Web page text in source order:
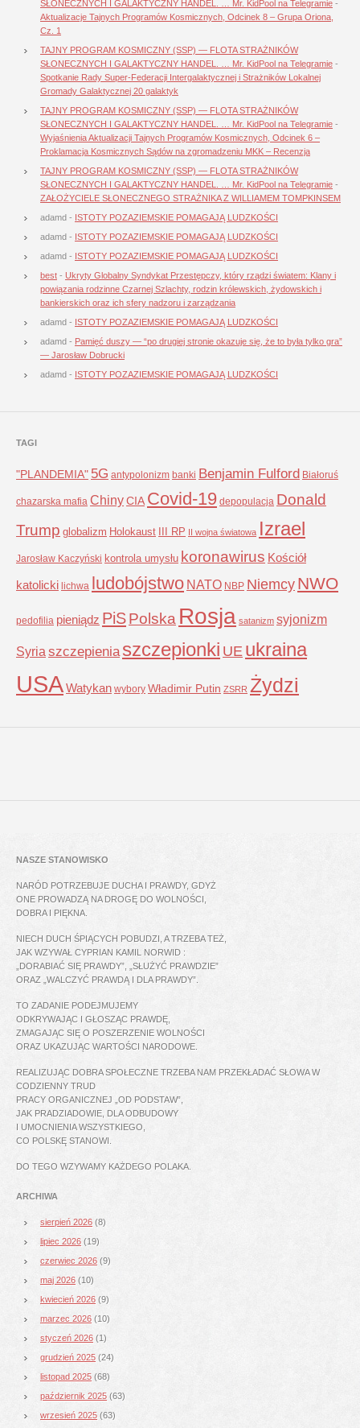
SŁONECZNYCH I GALAKTYCZNY HANDEL. … Mr. KidPool na Telegramie -
Aktualizacje Tajnych Programów Kosmicznych, Odcinek 8 – Grupa Oriona,
Cz. 1
TAJNY PROGRAM KOSMICZNY (SSP) — FLOTA STRAŻNIKÓW
SŁONECZNYCH I GALAKTYCZNY HANDEL. … Mr. KidPool na Telegramie -
Spotkanie Rady Super-Federacji Intergalaktycznej i Strażników Lokalnej
Gromady Galaktycznej 20 galaktyk
TAJNY PROGRAM KOSMICZNY (SSP) — FLOTA STRAŻNIKÓW
SŁONECZNYCH I GALAKTYCZNY HANDEL. … Mr. KidPool na Telegramie -
Wyjaśnienia Aktualizacji Tajnych Programów Kosmicznych, Odcinek 6 –
Proklamacja Kosmicznych Sądów na zgromadzeniu MKK – Recenzja
TAJNY PROGRAM KOSMICZNY (SSP) — FLOTA STRAŻNIKÓW
SŁONECZNYCH I GALAKTYCZNY HANDEL. … Mr. KidPool na Telegramie -
ZAŁOŻYCIELE SŁONECZNEGO STRAŻNIKA Z WILLIAMEM TOMPKINSEM
adamd - ISTOTY POZAZIEMSKIE POMAGAJĄ LUDZKOŚCI
adamd - ISTOTY POZAZIEMSKIE POMAGAJĄ LUDZKOŚCI
adamd - ISTOTY POZAZIEMSKIE POMAGAJĄ LUDZKOŚCI
best - Ukryty Globalny Syndykat Przestępczy, który rządzi światem: Klany i
powiązania rodzinne Czarnej Szlachty, rodzin królewskich, żydowskich i
bankierskich oraz ich sfery nadzoru i zarządzania
adamd - ISTOTY POZAZIEMSKIE POMAGAJĄ LUDZKOŚCI
adamd - Pamięć duszy — “po drugiej stronie okazuje się, że to była tylko gra”
— Jarosław Dobrucki
adamd - ISTOTY POZAZIEMSKIE POMAGAJĄ LUDZKOŚCI
TAGI
"PLANDEMIA" 5G antypolonizm banki Benjamin Fulford Białoruś
chazarska mafia ChinyCIA Covid-19 depopulacja Donald
Trump globalizm Holokaust III RP II wojna światowa Izrael
Jarosław Kaczyński kontrola umysłu koronawirus Kościół
katolicki lichwa ludobójstwo NATO NBP NiemcyNWO
pedofilia pieniądz PiSPolska Rosja satanizm syjonizm
Syria szczepienia szczepionki UE ukraina
USAWatykan wybory Władimir Putin ZSRR Żydzi
NASZE STANOWISKO
NARÓD POTRZEBUJE DUCHA I PRAWDY, GDYŻ
ONE PROWADZĄ NA DROGĘ DO WOLNOŚCI,
DOBRA I PIĘKNA.
NIECH DUCH ŚPIĄCYCH POBUDZI, A TRZEBA TEŻ,
JAK WZYWAŁ CYPRIAN KAMIL NORWID :
„DORABIAĆ SIĘ PRAWDY”, „SŁUŻYĆ PRAWDZIE”
ORAZ „WALCZYĆ PRAWDĄ I DLA PRAWDY”.
TO ZADANIE PODEJMUJEMY
ODKRYWAJĄC I GŁOSZĄC PRAWDĘ,
ZMAGAJĄC SIĘ O POSZERZENIE WOLNOŚCI
ORAZ UKAZUJĄC WARTOŚCI NARODOWE.
REALIZUJĄC DOBRA SPOŁECZNE TRZEBA NAM PRZEKŁADAĆ SŁOWA W
CODZIENNY TRUD
PRACY ORGANICZNEJ „OD PODSTAW”,
JAK PRADZIADOWIE, DLA ODBUDOWY
I UMOCNIENIA WSZYSTKIEGO,
CO POLSKĘ STANOWI.
DO TEGO WZYWAMY KAŻDEGO POLAKA.
ARCHIWA
sierpień 2026 (8)
lipiec 2026 (19)
czerwiec 2026 (9)
maj 2026 (10)
kwiecień 2026 (9)
marzec 2026 (10)
styczeń 2026 (1)
grudzień 2025 (24)
listopad 2025 (68)
październik 2025 (63)
wrzesień 2025 (63)